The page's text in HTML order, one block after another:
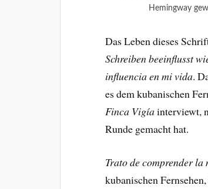
Hemingway
Das Leben dieses
Schreiben beeinflusst
influencia en mi vida.
es dem kubanischen
Finca Vigíainterviewt,
Runde gemacht hat.
Trato de comprender la
kubanischen Fernsehen,